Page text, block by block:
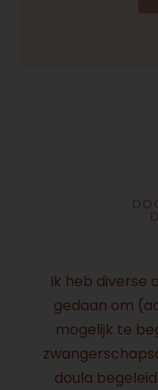
Ik heb diverse
gedaan om
mogelijk te
doula